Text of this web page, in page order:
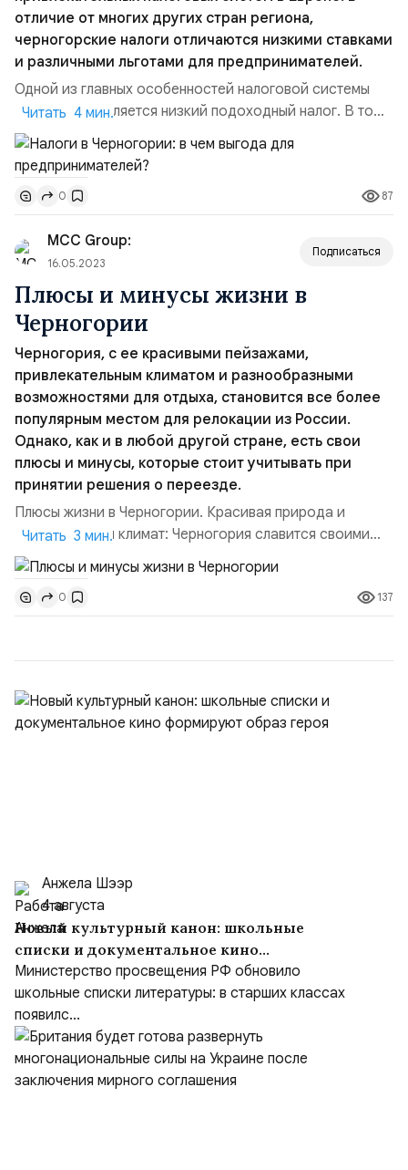
отличие от многих других стран региона,
черногорские налоги отличаются низкими ставками
и различными льготами для предпринимателей.
Одной из главных особенностей налоговой системы
Черногории является низкий подоходный налог. В то
время как в России ставка составляет 13%, а в Украине
— 18%, черногорский подоходный налог составляет
всего 9%. Это привлекательное условие для
иностранных инвесторов и предпринимателей, которые
ищут возможности для фискальной оптимизации.Для
предпринимател...
Читать 4 мин.
0 87
MCC Group:
16.05.2023
Подписаться
Плюсы и минусы жизни в
Черногории
Черногория, с ее красивыми пейзажами,
привлекательным климатом и разнообразными
возможностями для отдыха, становится все более
популярным местом для релокации из России.
Однако, как и в любой другой стране, есть свои
плюсы и минусы, которые стоит учитывать при
принятии решения о переезде.
Плюсы жизни в Черногории. Красивая природа и
благоприятный климат: Черногория славится своими
живописными пейзажами, включая горы, озера и пляжи
Адриатического моря. Благодаря своему
средиземноморскому климату, страна наслаждается
мягкой зимой и теплым летом, что делает ее
жизни и отдыха на побережье. Плюсы...
Читать 3 мин.
0 137
Анжела Шээр
4 августа
Новый культурный канон: школьные
списки и документальное кино
формируют образ героя
Министерство просвещения РФ обновило
школьные списки литературы: в старших классах
появилс...